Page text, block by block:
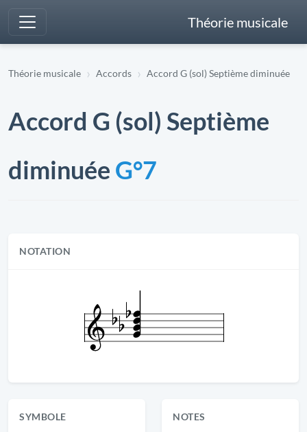
Théorie musicale
Théorie musicale Accords Accord G (sol) Septième diminuée
Accord G (sol) Septième
diminuée G°7
NOTATION
SYMBOLE NOTES